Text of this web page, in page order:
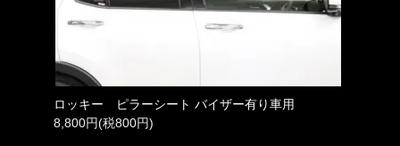
ロッキー ピラーシート バイザー有り車用
8,800円(税800円)